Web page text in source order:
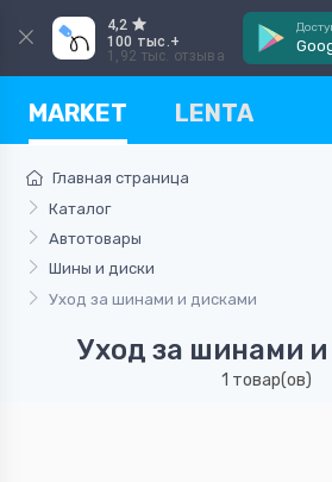
4,2
100 тыс.+
1,92 тыс. отзыва
MARKET LENTA
Главная страница
Каталог
Автотовары
Шины и диски
Уход за шинами и дисками
Уход за шинами
1 товар(ов)